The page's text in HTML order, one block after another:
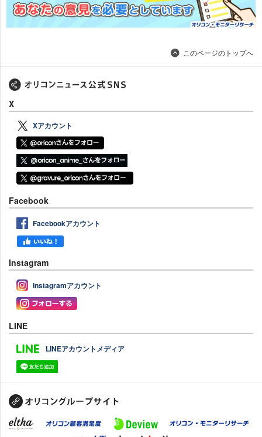
このページのトップへ
X
Xアカウント
Facebook
Facebookアカウント
Instagram
Instagramアカウント
LINE
LINEアカウントメディア